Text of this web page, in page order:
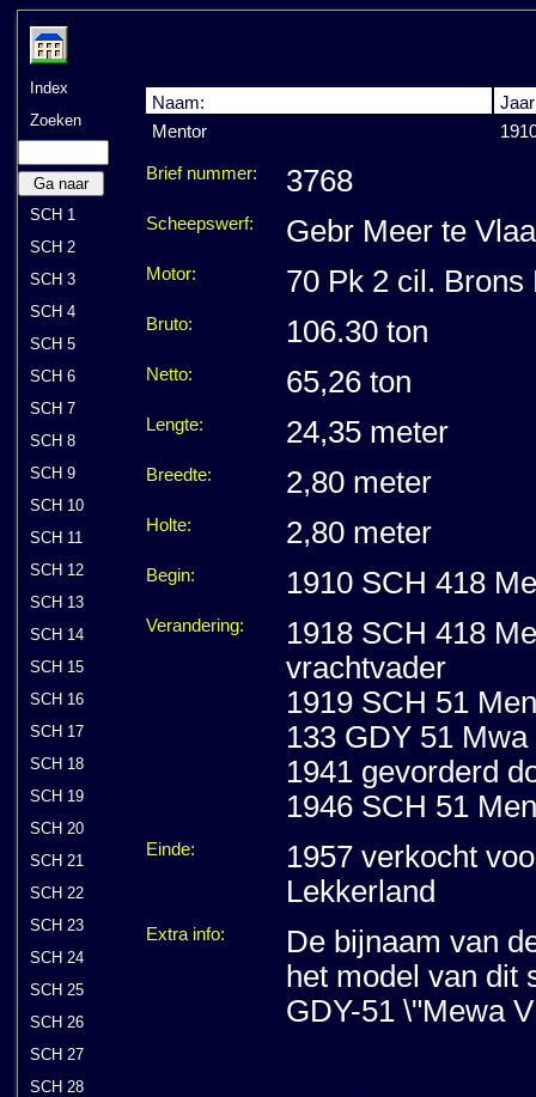
Index
Zoeken
Ga naar
SCH 1
SCH 2
SCH 3
SCH 4
SCH 5
SCH 6
SCH 7
SCH 8
SCH 9
SCH 10
SCH 11
SCH 12
SCH 13
SCH 14
SCH 15
SCH 16
SCH 17
SCH 18
SCH 19
SCH 20
SCH 21
SCH 22
SCH 23
SCH 24
SCH 25
SCH 26
SCH 27
SCH 28
Naam:
Mentor
Brief nummer: 3768
Scheepswerf: Gebr Meer te
Motor: 70 Pk 2 cil. Brons
Bruto: 106.30 ton
Netto: 65,26 ton
Lengte: 24,35 meter
Breedte: 2,80 meter
Holte: 2,80 meter
Begin: 1910 SCH 418
Verandering:
1918 SCH 418
vrachtvader
1919 SCH 51
133 GDY 51
1941 gevorderd
1946 SCH 51
Einde:
1957 verkocht
Lekkerland
Extra info:
De bijnaam van
het model van dit
GDY-51 \"Mewa